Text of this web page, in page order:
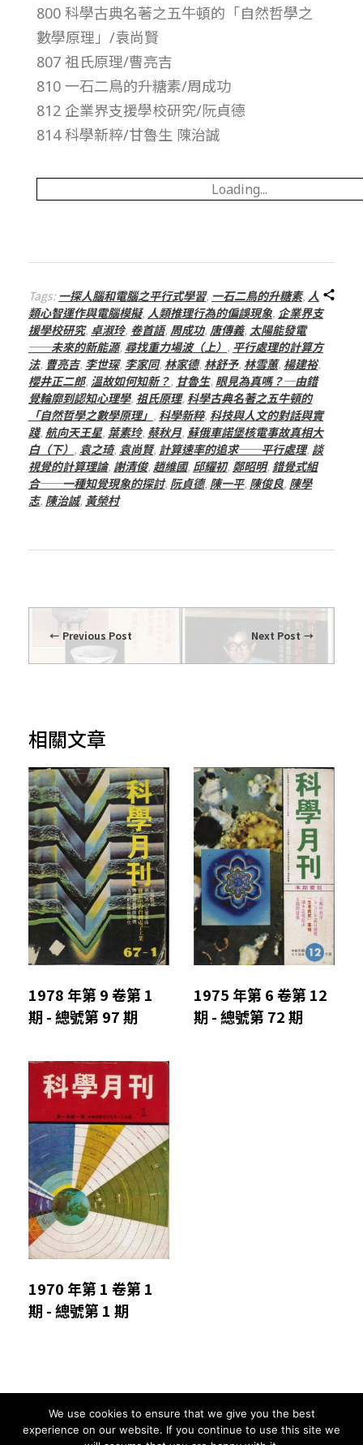
–
總
號
2
2
期
800 科學古典名著之五牛頓的「自然哲學之
數學原理」/袁尚賢
807 祖氏原理/曹亮吉
810 一石二鳥的升糖素/周成功
812 企業界支援學校研究/阮貞德
814 科學新粹/甘魯生 陳治誠
Loading...
Tags:一探人腦和電腦之平行式學習, 一石二鳥的升糖素, 人
類心智運作與電腦模擬, 人類推理行為的偏誤現象, 企業界支
援學校研究, 卓淑玲, 卷首語, 周成功, 唐傳義, 太陽能發電
──未來的新能源, 尋找重力場波（上） , 平行處理的計算方
法, 曹亮吉, 李世琛, 李家同, 林家德, 林舒予, 林雪蕙, 楊建裕,
櫻井正二郎, 溫故如何知新？, 甘魯生, 眼見為真嗎？─由錯
覺輪廓到認知心理學, 祖氏原理, 科學古典名著之五牛頓的
「自然哲學之數學原理」 , 科學新粹, 科技與人文的對話與實
踐, 航向天王星, 葉素玲, 蔡秋月, 蘇俄車諾堡核電事故真相大
白（下） , 袁之琦, 袁尚賢, 計算速率的追求──平行處理, 談
視覺的計算理論, 謝清俊, 趙維國, 邱耀初, 鄭昭明, 錯覺式組
合──一種知覺現象的探討, 阮貞德, 陳一平, 陳俊良, 陳學
志, 陳治誠, 黃榮村
Previous Post Next Post
相關文章
1978 年第 9 卷第 1
期 - 總號第 97 期
1975 年第 6 卷第 12
期 - 總號第 72 期
1970 年第 1 卷第 1
期 - 總號第 1 期
Comments are closed.
We use cookies to ensure that we give you the best
experience on our website. If you continue to use this site we